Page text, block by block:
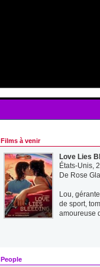
Films à venir
Love Lies
États-Unis,
De Rose
Lou,
de sport,
amoureuse
People